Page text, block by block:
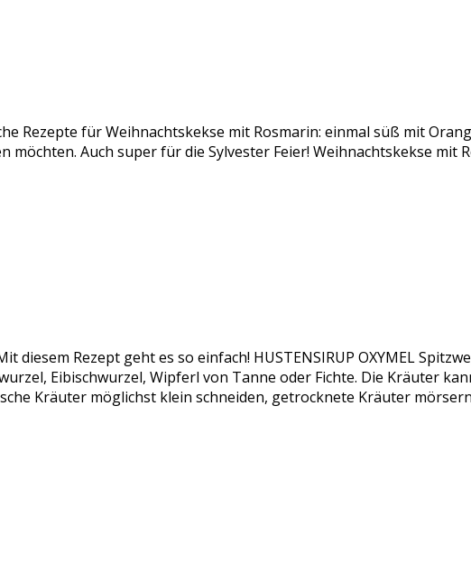
Rezepte für Weihnachtskekse mit Rosmarin: einmal süß mit
Auch super für die Sylvester Feier! Weihnachtskekse mit
Rezept geht es so einfach! HUSTENSIRUP OXYMEL
Eibischwurzel, Wipferl von Tanne oder Fichte. Die Kräuter
Kräuter möglichst klein schneiden, getrocknete Kräuter